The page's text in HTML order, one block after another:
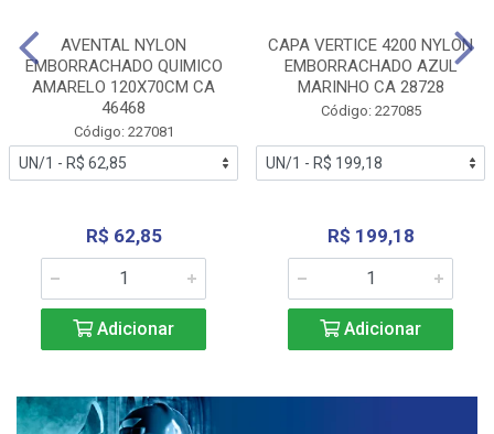
AVENTAL NYLON
EMBORRACHADO QUIMICO
AMARELO 120X70CM CA
46468
Código: 227081
R$ 62,85
Adicionar
CAPA VERTICE 4200 NYLON
EMBORRACHADO AZUL
MARINHO CA 28728
Código: 227085
R$ 199,18
Adicionar